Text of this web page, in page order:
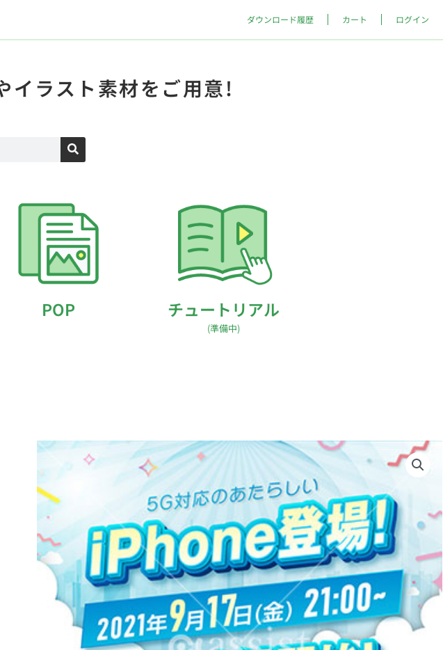
ダウンロード履歴 カート ログイン
イラスト素材をご用意!
POP チュートリアル
(準備中)